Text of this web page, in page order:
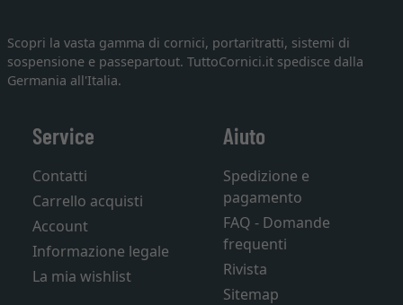
Scopri la vasta gamma di cornici, portaritratti, sistemi di
sospensione e passepartout. TuttoCornici.it spedisce dalla
Germania all'Italia.
Service
Contatti
Carrello acquisti
Account
Informazione legale
La mia wishlist
Aiuto
Spedizione e
pagamento
FAQ - Domande
frequenti
Rivista
Sitemap